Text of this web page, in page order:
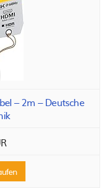
– 2m – Deutsche